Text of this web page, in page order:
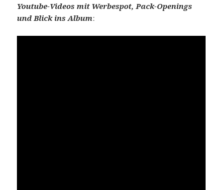
Youtube-Videos mit Werbespot, Pack-Openings
und Blick ins Album: